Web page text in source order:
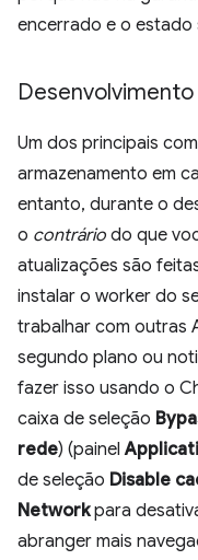
encerrado e o estado
Desenvolvimento
Um dos principais
armazenamento em
entanto, durante o
o contrário do que
atualizações são
instalar o worker do
trabalhar com outras
segundo plano ou
fazer isso usando o
caixa de seleção
rede) (painel
de seleção Disable
Networkpara
abranger mais